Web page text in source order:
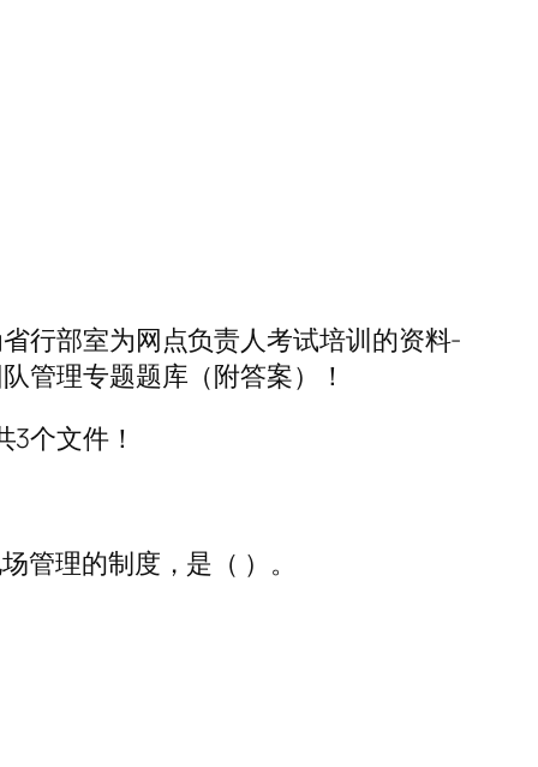
行部室为网点负责人考试培训的资料-
管理专题题库（附答案）！
个文件！
管理的制度，是（ ）。